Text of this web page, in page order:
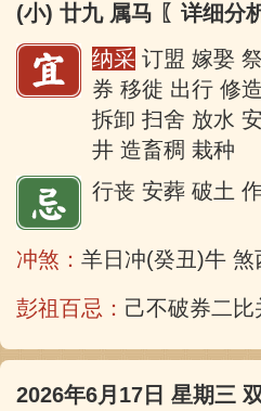
(小) 廿九 属马 〖详细分
纳采 订盟 嫁娶
券 移徙 出行 修
拆卸 扫舍 放水
井 造畜稠 栽种
行丧 安葬 破土
冲煞： 羊日冲(癸丑)牛 煞
彭祖百忌： 己不破券二比
2026年6月17日 星期三